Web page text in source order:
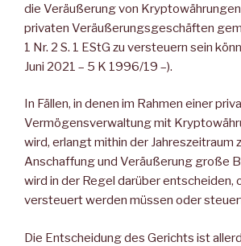
die Veräußerung von
privaten Veräußerungsgeschäften
1 Nr. 2 S. 1 EStG zu versteuern sein
Juni 2021 – 5 K 1996/19 –).
In Fällen, in denen im Rahmen einer
Vermögensverwaltung mit
wird, erlangt mithin der Jahreszeitraum
Anschaffung und Veräußerung große
wird in der Regel darüber entscheiden,
versteuert werden müssen oder
Die Entscheidung des Gerichts ist